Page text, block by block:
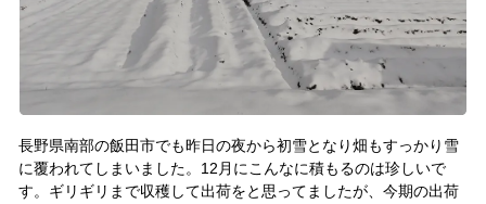
長野県南部の飯田市でも昨日の夜から初雪となり畑もすっかり雪
に覆われてしまいました。12月にこんなに積もるのは珍しいで
す。ギリギリまで収穫して出荷をと思ってましたが、今期の出荷